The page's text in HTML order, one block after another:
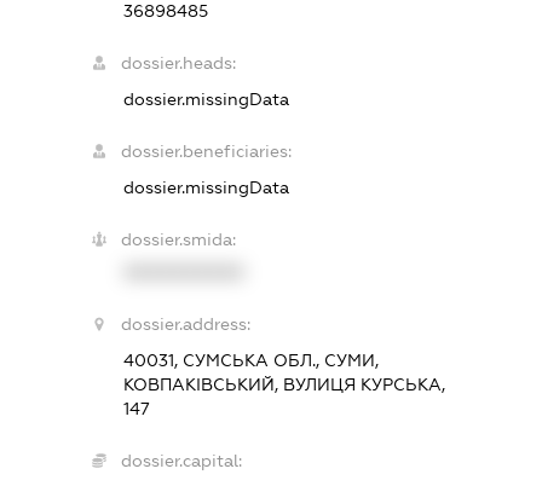
36898485
dossier.heads:
dossier.missingData
dossier.beneficiaries:
dossier.missingData
dossier.smida:
dossier.address:
40031, СУМСЬКА ОБЛ., СУМИ,
КОВПАКІВСЬКИЙ, ВУЛИЦЯ КУРСЬКА,
147
dossier.capital: